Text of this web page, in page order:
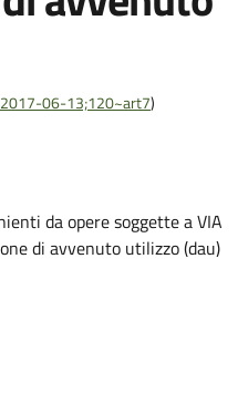
06-13;120~art7)
da opere soggette a VIA
di avvenuto utilizzo (dau)